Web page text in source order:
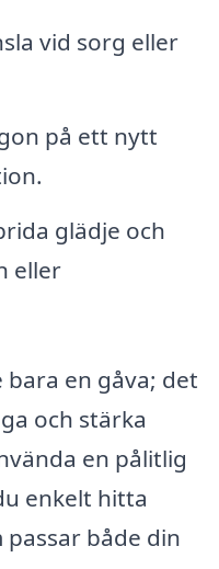
vid sorg eller
på ett nytt
glädje och
eller
bara en gåva; det
och stärka
en pålitlig
enkelt hitta
både din